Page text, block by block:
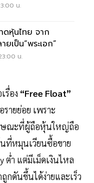
น.
ดหุ้นไทย จาก
ยเป็น“พระเอก”
น.
รื่อง “Free Float”
ายย่อย เพราะ
กษณะที่ผู้ถือหุ้นใหญ่ถือ
ที่หมุนเวียนซื้อขาย
ต่ำ แต่มีเม็ดเงินไหล
กดันขึ้นได้ง่ายและเร็ว